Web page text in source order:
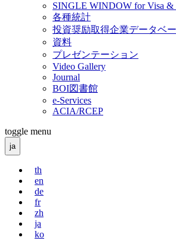
SINGLE WINDOW for Visa &
各種統計
投資奨励取得企業データベ
資料
プレゼンテーション
Video Gallery
Journal
BOI図書館
e-Services
ACIA/RCEP
toggle menu
ja
th
en
de
fr
zh
ja
ko